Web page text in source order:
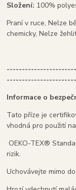
Složení: 100%
Praní v ruce, Nelze
chemicky, Nelze
Informace o
Tato příze je
vhodná pro použití
OEKO-TEX®
rizik.
Uchovávejte mimo